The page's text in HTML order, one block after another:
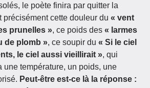
le poète finira par quitter la
précisément cette douleur du « vent
prunelles », ce poids des « larmes
de plomb », ce soupir du « Si le ciel
le ciel aussi vieillirait », qui
une température, un poids, une
Peut-être est-ce là la réponse :